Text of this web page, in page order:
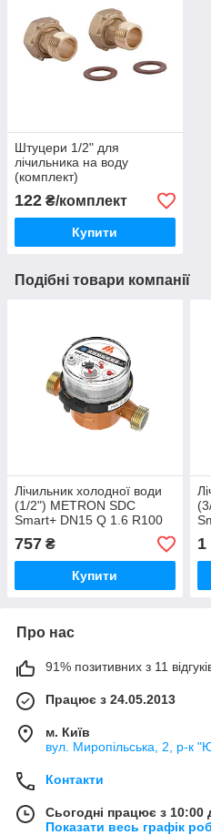
Штуцери 1/2" для
лічильника на воду
(комплект)
приєднувальний
монтажний штуцер, гайка
(3/4")
122 ₴/комплект
Купити
Подібні товари компанії
Лічильник холодної води
(1/2") METRON SDC
Smart+ DN15 Q 1.6 R100
одноструменевий
побутовий квартирний
757 ₴
Купити
1
Про нас
91% позитивних з 11
Працює з 24.05.2013
м. Київ
вул. Миропільська, 2, р-к
Контакти
Сьогодні працює з 10:00
Показати весь графік